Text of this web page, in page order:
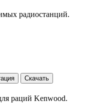
радиостанций.
Скачать
раций Kenwood.